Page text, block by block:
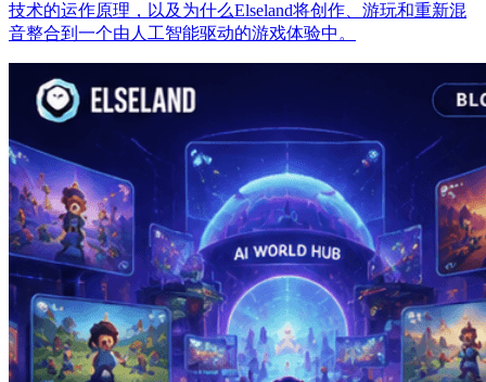
技术的运作原理，以及为什么Elseland将创作、游玩和重新混
音整合到一个由人工智能驱动的游戏体验中。